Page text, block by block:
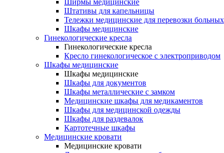
Ширмы медицинские
Штативы для капельницы
Тележки медицинские для перевозки больных
Шкафы медицинские
Гинекологические кресла
Гинекологические кресла
Кресло гинекологическое с электроприводом
Шкафы медицинские
Шкафы медицинские
Шкафы для документов
Шкафы металлические с замком
Медицинские шкафы для медикаментов
Шкафы для медицинской одежды
Шкафы для раздевалок
Картотечные шкафы
Медицинские кровати
Медицинские кровати